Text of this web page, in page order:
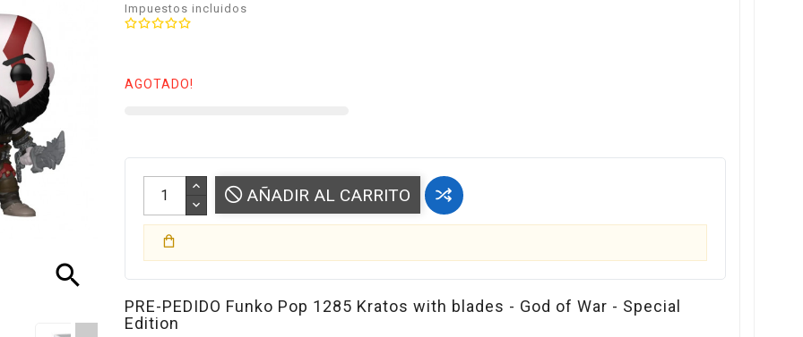
search
Impuestos incluidos
AGOTADO!
AÑADIR AL CARRITO
PRE-PEDIDO Funko Pop 1285 Kratos with blades - God of War - Special
Edition